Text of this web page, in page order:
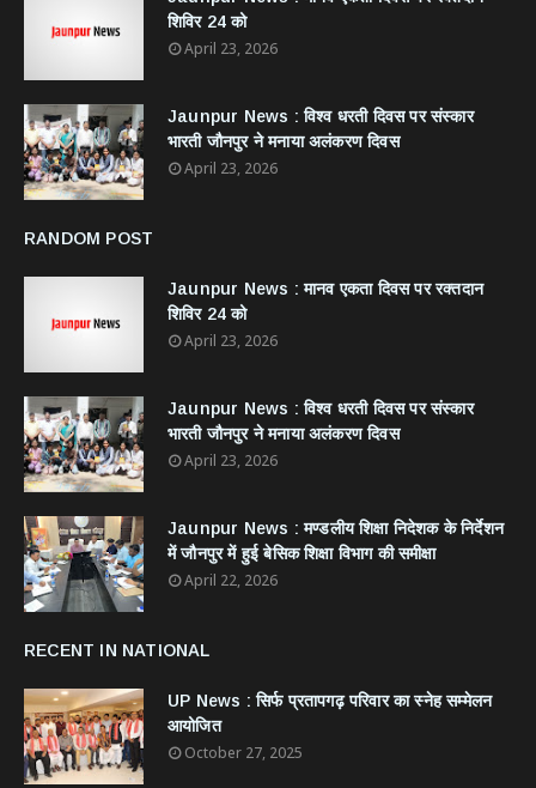
शिविर 24 को
April 23, 2026
Jaunpur News : विश्व धरती दिवस पर संस्कार
भारती जौनपुर ने मनाया अलंकरण दिवस
April 23, 2026
RANDOM POST
Jaunpur News : ​मानव एकता दिवस पर रक्तदान
शिविर 24 को
April 23, 2026
Jaunpur News : विश्व धरती दिवस पर संस्कार
भारती जौनपुर ने मनाया अलंकरण दिवस
April 23, 2026
Jaunpur News : ​मण्डलीय शिक्षा निदेशक के निर्देशन
में जौनपुर में हुई बेसिक शिक्षा विभाग की समीक्षा
April 22, 2026
RECENT IN NATIONAL
UP News : सिर्फ प्रतापगढ़ परिवार का स्नेह सम्मेलन
आयोजित
October 27, 2025